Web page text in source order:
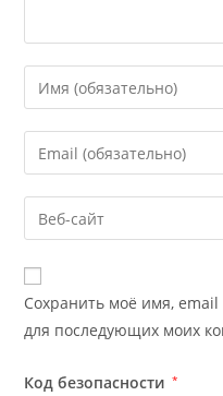
Сохранить моё имя, email
для последующих моих
Код безопасности *